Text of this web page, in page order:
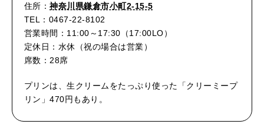
住所：神奈川県鎌倉市小町2-15-5
TEL：0467-22-8102
営業時間：11:00～17:30（17:00LO）
定休日：水休（祝の場合は営業）
席数：28席
プリンは、生クリームをたっぷり使った「クリーミープ
リン」470円もあり。